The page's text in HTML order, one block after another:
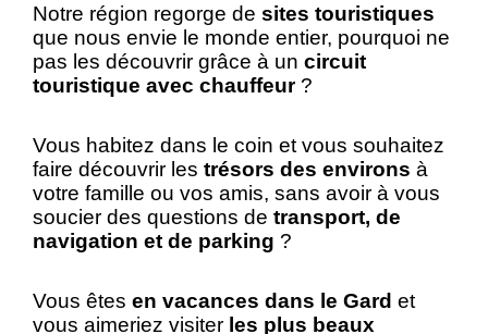
Notre région regorge de sites touristiques
que nous envie le monde entier, pourquoi ne
pas les découvrir grâce à un circuit
touristique avec chauffeur ?
Vous habitez dans le coin et vous souhaitez
faire découvrir les trésors des environs à
votre famille ou vos amis, sans avoir à vous
soucier des questions de transport, de
navigation et de parking ?
Vous êtes en vacances dans le Gard et
vous aimeriez visiter les plus beaux